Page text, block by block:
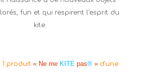
fun et qui respirent l'esprit du
kite.
1 produit « Ne me KITE pas®»d'une